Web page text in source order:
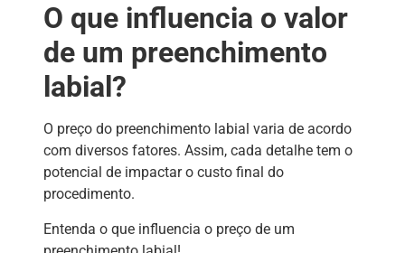
O que influencia o valor
de um preenchimento
labial?
O preço do preenchimento labial varia de acordo
com diversos fatores. Assim, cada detalhe tem o
potencial de impactar o custo final do
procedimento.
Entenda o que influencia o preço de um